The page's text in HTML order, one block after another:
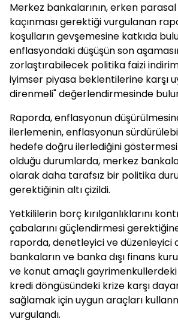
Merkez bankalarının, erken
kaçınması gerektiği vurgulanan
koşulların gevşemesine katkıda
enflasyondaki düşüşün son
zorlaştırabilecek politika faizi
iyimser piyasa beklentilerine karşı
direnmeli" değerlendirmesinde
Raporda, enflasyonun
ilerlemenin, enflasyonun
hedefe doğru ilerlediğini
olduğu durumlarda, merkez
olarak daha tarafsız bir politika
gerektiğinin altı çizildi.
Yetkililerin borç kırılganlıklarını
çabalarını güçlendirmesi
raporda, denetleyici ve düzenleyici
bankaların ve banka dışı finans
ve konut amaçlı
kredi döngüsündeki krize karşı
sağlamak için uygun araçları
vurgulandı.